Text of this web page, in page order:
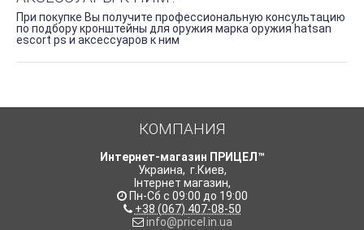
При покупке Вы получите профессиональную консультацию
по подбору кронштейны для оружия марка оружия hatsan
escort ps и аксессуаров к ним
КОМПАНИЯ
Интернет-магазин ПРИЦЕЛ™
Украина, г.Киев,
Інтернет магазин,
Пн-Сб с 09:00 до 19:00
+38 (067) 407-08-50
info@pricel.in.ua